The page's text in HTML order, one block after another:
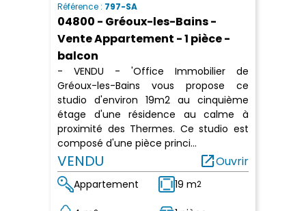
Référence : 797-SA
04800 - Gréoux-les-Bains -
Vente Appartement - 1 pièce -
balcon
- VENDU - 'Office Immobilier de
Gréoux-les-Bains vous propose ce
studio d'environ 19m2 au cinquième
étage d'une résidence au calme à
proximité des Thermes. Ce studio est
composé d'une pièce princi...
VENDU open_in_newOuvrir
Appartement 19 m2